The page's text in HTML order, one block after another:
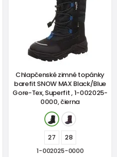
Chlapčenské zimné topánky
barefit SNOW MAX Black/Blue
Gore-Tex, Superfit , 1-002025-
0000, čierna
27 28
1-002025-0000